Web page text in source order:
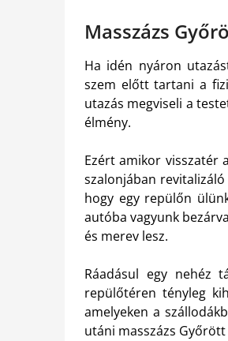
Masszázs
Ha idén nyáron
szem előtt tartani a
utazás megviseli a
élmény.
Ezért amikor visszatér
szalonjában
hogy egy repülőn
autóba vagyunk
és merev lesz.
Ráadásul egy nehéz
repülőtéren tényleg
amelyeken a
utáni masszázs